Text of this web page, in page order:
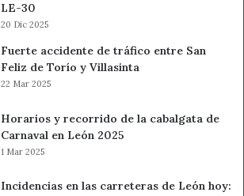
LE-30
20 Dic 2025
Fuerte accidente de tráfico entre San
Feliz de Torío y Villasinta
22 Mar 2025
Horarios y recorrido de la cabalgata de
Carnaval en León 2025
1 Mar 2025
Incidencias en las carreteras de León hoy: